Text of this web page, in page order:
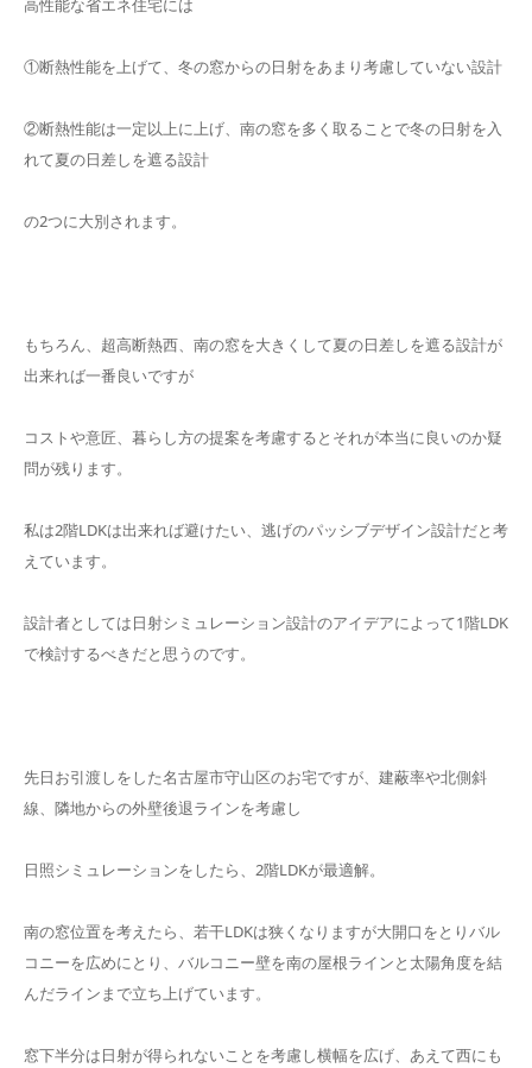
高性能な省エネ住宅には
①断熱性能を上げて、冬の窓からの日射をあまり考慮していない設計
②断熱性能は一定以上に上げ、南の窓を多く取ることで冬の日射を入
れて夏の日差しを遮る設計
の2つに大別されます。
もちろん、超高断熱西、南の窓を大きくして夏の日差しを遮る設計が
出来れば一番良いですが
コストや意匠、暮らし方の提案を考慮するとそれが本当に良いのか疑
問が残ります。
私は2階LDKは出来れば避けたい、逃げのパッシブデザイン設計だと考
えています。
設計者としては日射シミュレーション設計のアイデアによって1階LDK
で検討するべきだと思うのです。
先日お引渡しをした名古屋市守山区のお宅ですが、建蔽率や北側斜
線、隣地からの外壁後退ラインを考慮し
日照シミュレーションをしたら、2階LDKが最適解。
南の窓位置を考えたら、若干LDKは狭くなりますが大開口をとりバル
コニーを広めにとり、バルコニー壁を南の屋根ラインと太陽角度を結
んだラインまで立ち上げています。
窓下半分は日射が得られないことを考慮し横幅を広げ、あえて西にも